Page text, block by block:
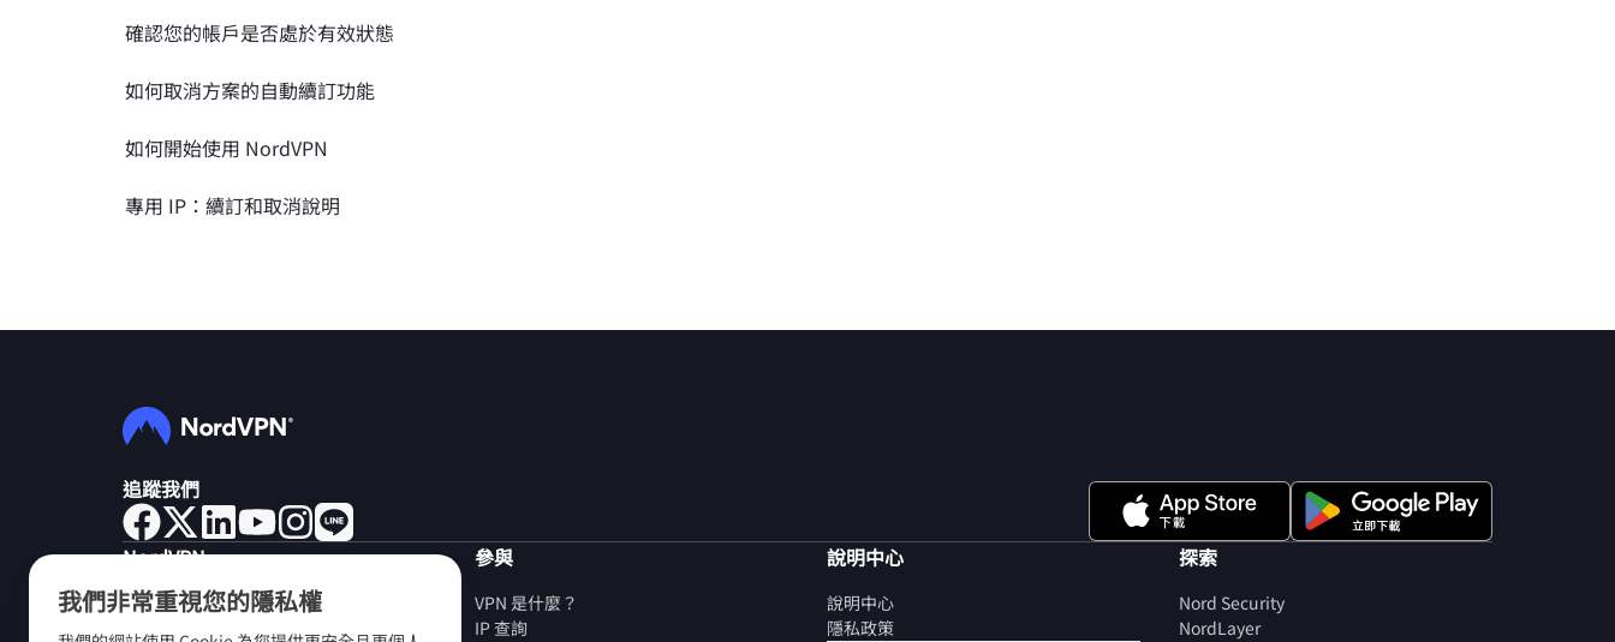
我們非常重視您的隱私權
確認您的帳戶是否處於有效狀態
如何取消方案的自動續訂功能
如何開始使用 NordVPN
專用 IP：續訂和取消說明
追蹤我們
NordVPN
關於我們
工作機會
參與
VPN 是什麼？
IP 查詢
說明中心
說明中心
隱私政策
探索
Nord Security
NordLayer